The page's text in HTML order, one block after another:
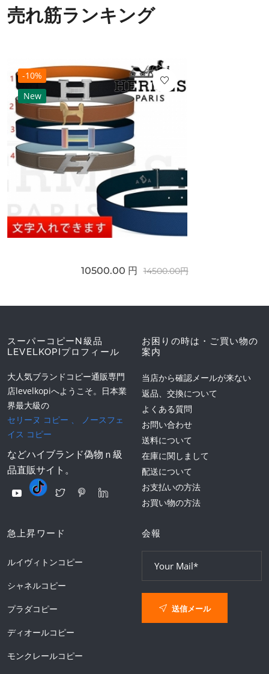
売れ筋ランキング
-10%
New
10500.00 円 14500.00円
スーパーコピーN級品
LEVELKOPIプロフィール
大人気ブランドコピー通販専門
店levelkopiへようこそ。日本業
界最大級の
セリーヌ コピー 、
ノースフェ
イス コピー
などハイブランド偽物ｎ級
品直販サイト。
お困りの時は・ご買い物の
案内
当店から確認メールが来ない
返品、交換について
よくある質問
お問い合わせ
送料について
在庫に関しまして
配送について
お支払いの方法
お買い物の方法
急上昇ワード
ルイヴィトンコピー
シャネルコピー
プラダコピー
ディオールコピー
モンクレールコピー
会報
送信メール